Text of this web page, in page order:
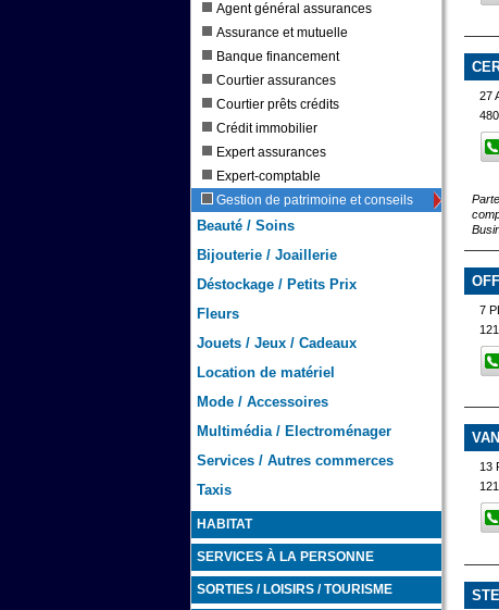
Agent général assurances
Assurance et mutuelle
Banque financement
Courtier assurances
Courtier prêts crédits
Crédit immobilier
Expert assurances
Expert-comptable
Gestion de patrimoine et conseils
Beauté / Soins
Bijouterie / Joaillerie
Déstockage / Petits Prix
Fleurs
Jouets / Jeux / Cadeaux
Location de matériel
Mode / Accessoires
Multimédia / Electroménager
Services / Autres commerces
Taxis
HABITAT
SERVICES À LA PERSONNE
SORTIES / LOISIRS / TOURISME
27
7
13